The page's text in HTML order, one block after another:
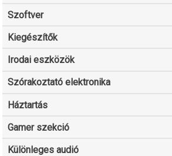
Szoftver
Kiegészítők
Irodai eszközök
Szórakoztató elektronika
Háztartás
Gamer szekció
Különleges audió